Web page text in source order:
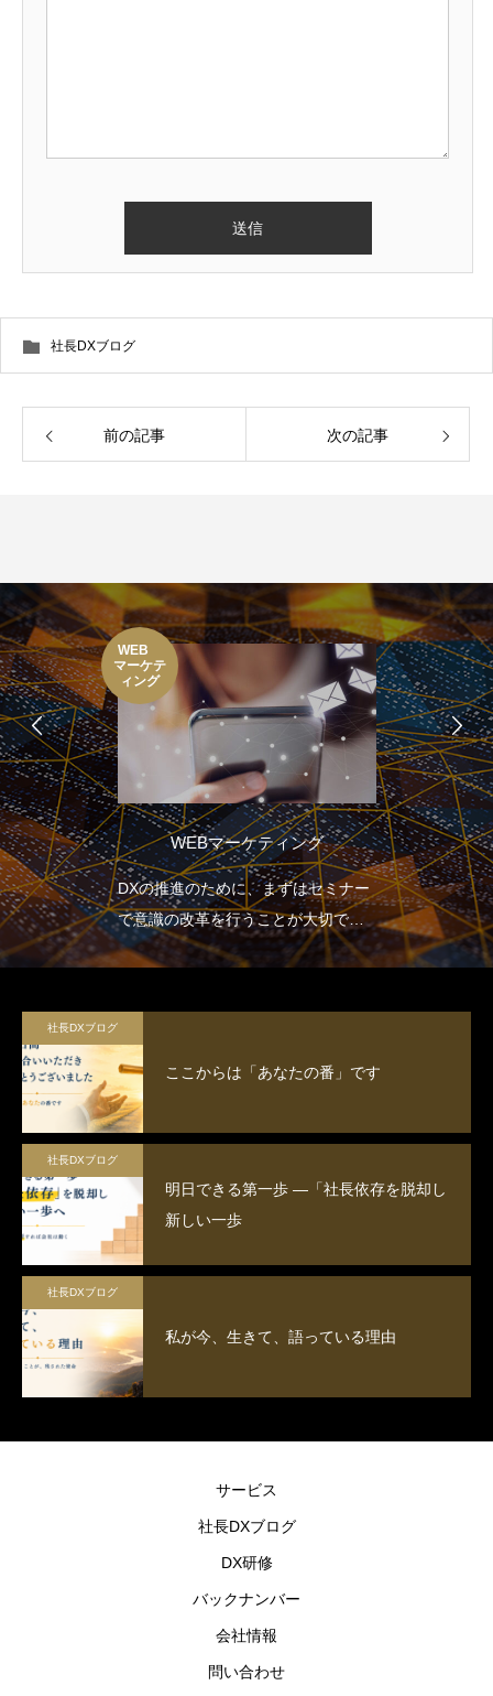
社長DXブログ
前の記事 次の記事
WEB
マーケテ
ィング
WEBマーケティング
DXの推進のために、まずはセミナー
で意識の改革を行うことが大切で
す。
社長DXブログ
ここからは「あなたの番」です
社長DXブログ
明日できる第一歩 ―「社長依存を脱却し
新しい一歩
社長DXブログ
私が今、生きて、語っている理由
サービス
社長DXブログ
DX研修
バックナンバー
会社情報
問い合わせ